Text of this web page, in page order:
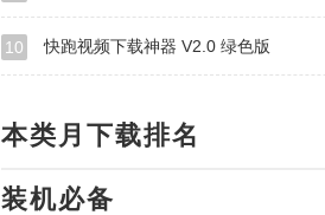
10 快跑视频下载神器 V2.0 绿色版
本类月下载排名
装机必备